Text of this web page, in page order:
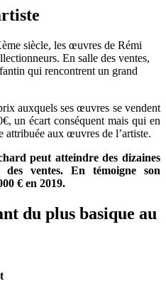
siècle, les œuvres de Rémi
En salle des ventes,
qui rencontrent un grand
auxquels ses œuvres se vendent
un écart conséquent mais qui en
aux œuvres de l’artiste.
peut atteindre des dizaines
ventes. En témoigne son
€ en 2019.
du plus basique au